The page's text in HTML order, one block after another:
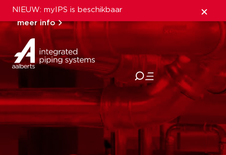
NIEUW: myIPS is beschikbaar
meer info
sluiten